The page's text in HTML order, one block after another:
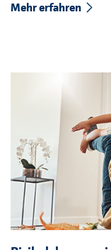
Mehr erfahren